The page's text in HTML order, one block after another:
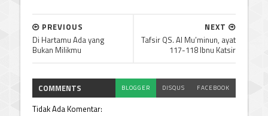
NEXT
Tafsir QS. Al Mu’minun, ayat
117-118 Ibnu Katsir
PREVIOUS
Di Hartamu Ada yang
Bukan Milikmu
COMMENTS BLOGGER DISQUS FACEBOOK
Tidak Ada Komentar: